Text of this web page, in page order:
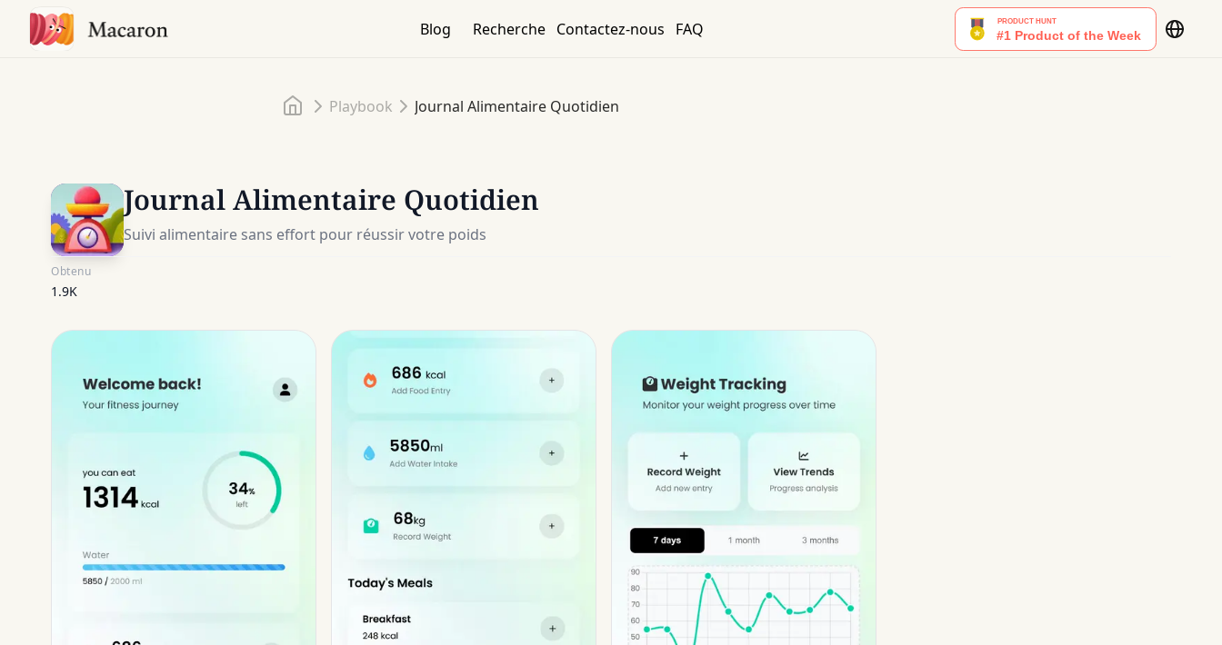
Blog Recherche Contactez-nous FAQ
Accueil
Playbook Journal Alimentaire Quotidien
Journal Alimentaire Quotidien
Suivi alimentaire sans effort pour réussir votre poids
Obtenu
1.9K